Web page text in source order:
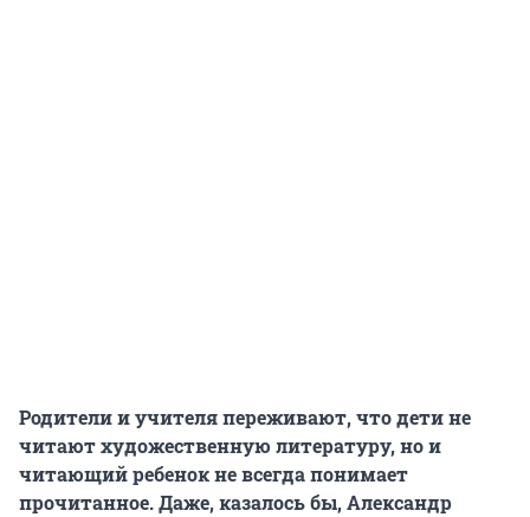
Родители и учителя переживают, что дети не
читают художественную литературу, но и
читающий ребенок не всегда понимает
прочитанное. Даже, казалось бы, Александр